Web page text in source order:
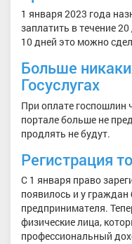
1 января 2023 года
заплатить в течение
10 дней это можно
Больше
Госуслугах
При оплате госпошлин
портале больше не
продлять не будут.
Регистрация
С 1 января право
появилось и у граждан
предпринимателя.
физические лица,
профессиональный